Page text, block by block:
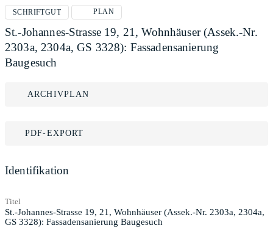
SCHRIFTGUT PLAN
St.-Johannes-Strasse 19, 21, Wohnhäuser (Assek.-Nr.
2303a, 2304a, GS 3328): Fassadensanierung
Baugesuch
ARCHIVPLAN
PDF-EXPORT
Identifikation
Titel
St.-Johannes-Strasse 19, 21, Wohnhäuser (Assek.-Nr. 2303a, 2304a,
GS 3328): Fassadensanierung Baugesuch